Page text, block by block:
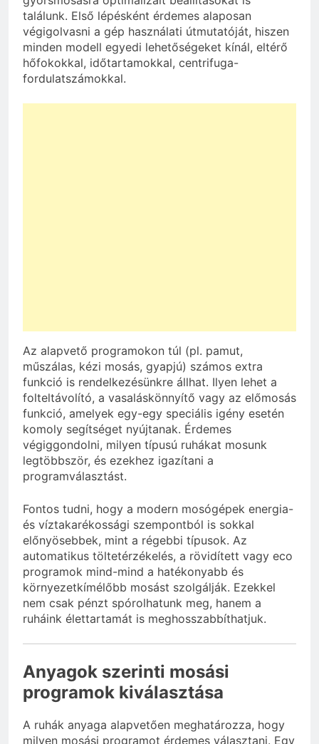
találunk. Első lépésként érdemes alaposan
végigolvasni a gép használati útmutatóját, hiszen
minden modell egyedi lehetőségeket kínál, eltérő
hőfokokkal, időtartamokkal, centrifuga-
fordulatszámokkal.
Az alapvető programokon túl (pl. pamut,
műszálas, kézi mosás, gyapjú) számos extra
funkció is rendelkezésünkre állhat. Ilyen lehet a
folteltávolító, a vasaláskönnyítő vagy az előmosás
funkció, amelyek egy-egy speciális igény esetén
komoly segítséget nyújtanak. Érdemes
végiggondolni, milyen típusú ruhákat mosunk
legtöbbször, és ezekhez igazítani a
programválasztást.
Fontos tudni, hogy a modern mosógépek energia-
és víztakarékossági szempontból is sokkal
előnyösebbek, mint a régebbi típusok. Az
automatikus töltetérzékelés, a rövidített vagy eco
programok mind-mind a hatékonyabb és
környezetkímélőbb mosást szolgálják. Ezekkel
nem csak pénzt spórolhatunk meg, hanem a
ruháink élettartamát is meghosszabbíthatjuk.
Anyagok szerinti mosási
programok kiválasztása
A ruhák anyaga alapvetően meghatározza, hogy
milyen mosási programot érdemes választani. Egy